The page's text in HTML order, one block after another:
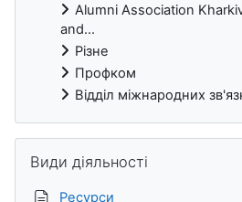
Alumni Association
and...
Різне
Профком
Відділ міжнародних
Види діяльності
Ресурси